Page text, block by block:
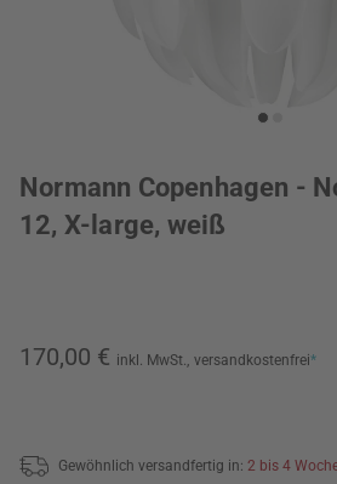
Normann Copenhagen -
12, X-large, weiß
170,00 € inkl. MwSt., versandkostenfrei*
Gewöhnlich versandfertig in: 2 bis 4